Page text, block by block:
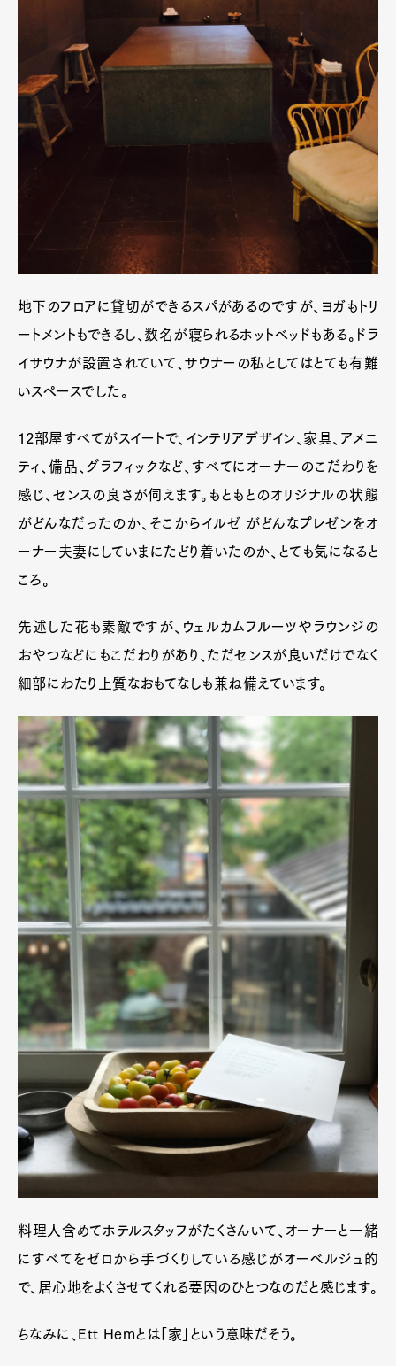
地下のフロアに貸切ができるスパがあるのですが、ヨガもトリ
ートメントもできるし、数名が寝られるホットベッドもある。ドラ
イサウナが設置されていて、サウナーの私としてはとても有難
いスペースでした。
12部屋すべてがスイートで、インテリアデザイン、家具、アメニ
ティ、備品、グラフィックなど、すべてにオーナーのこだわりを
感じ、センスの良さが伺えます。もともとのオリジナルの状態
がどんなだったのか、そこからイルゼ がどんなプレゼンをオ
ーナー夫妻にしていまにたどり着いたのか、とても気になると
ころ。
先述した花も素敵ですが、ウェルカムフルーツやラウンジの
おやつなどにもこだわりがあり、ただセンスが良いだけでなく
細部にわたり上質なおもてなしも兼ね備えています。
料理人含めてホテルスタッフがたくさんいて、オーナーと一緒
にすべてをゼロから手づくりしている感じがオーベルジュ的
で、居心地をよくさせてくれる要因のひとつなのだと感じます。
ちなみに、Ett Hemとは「家」という意味だそう。